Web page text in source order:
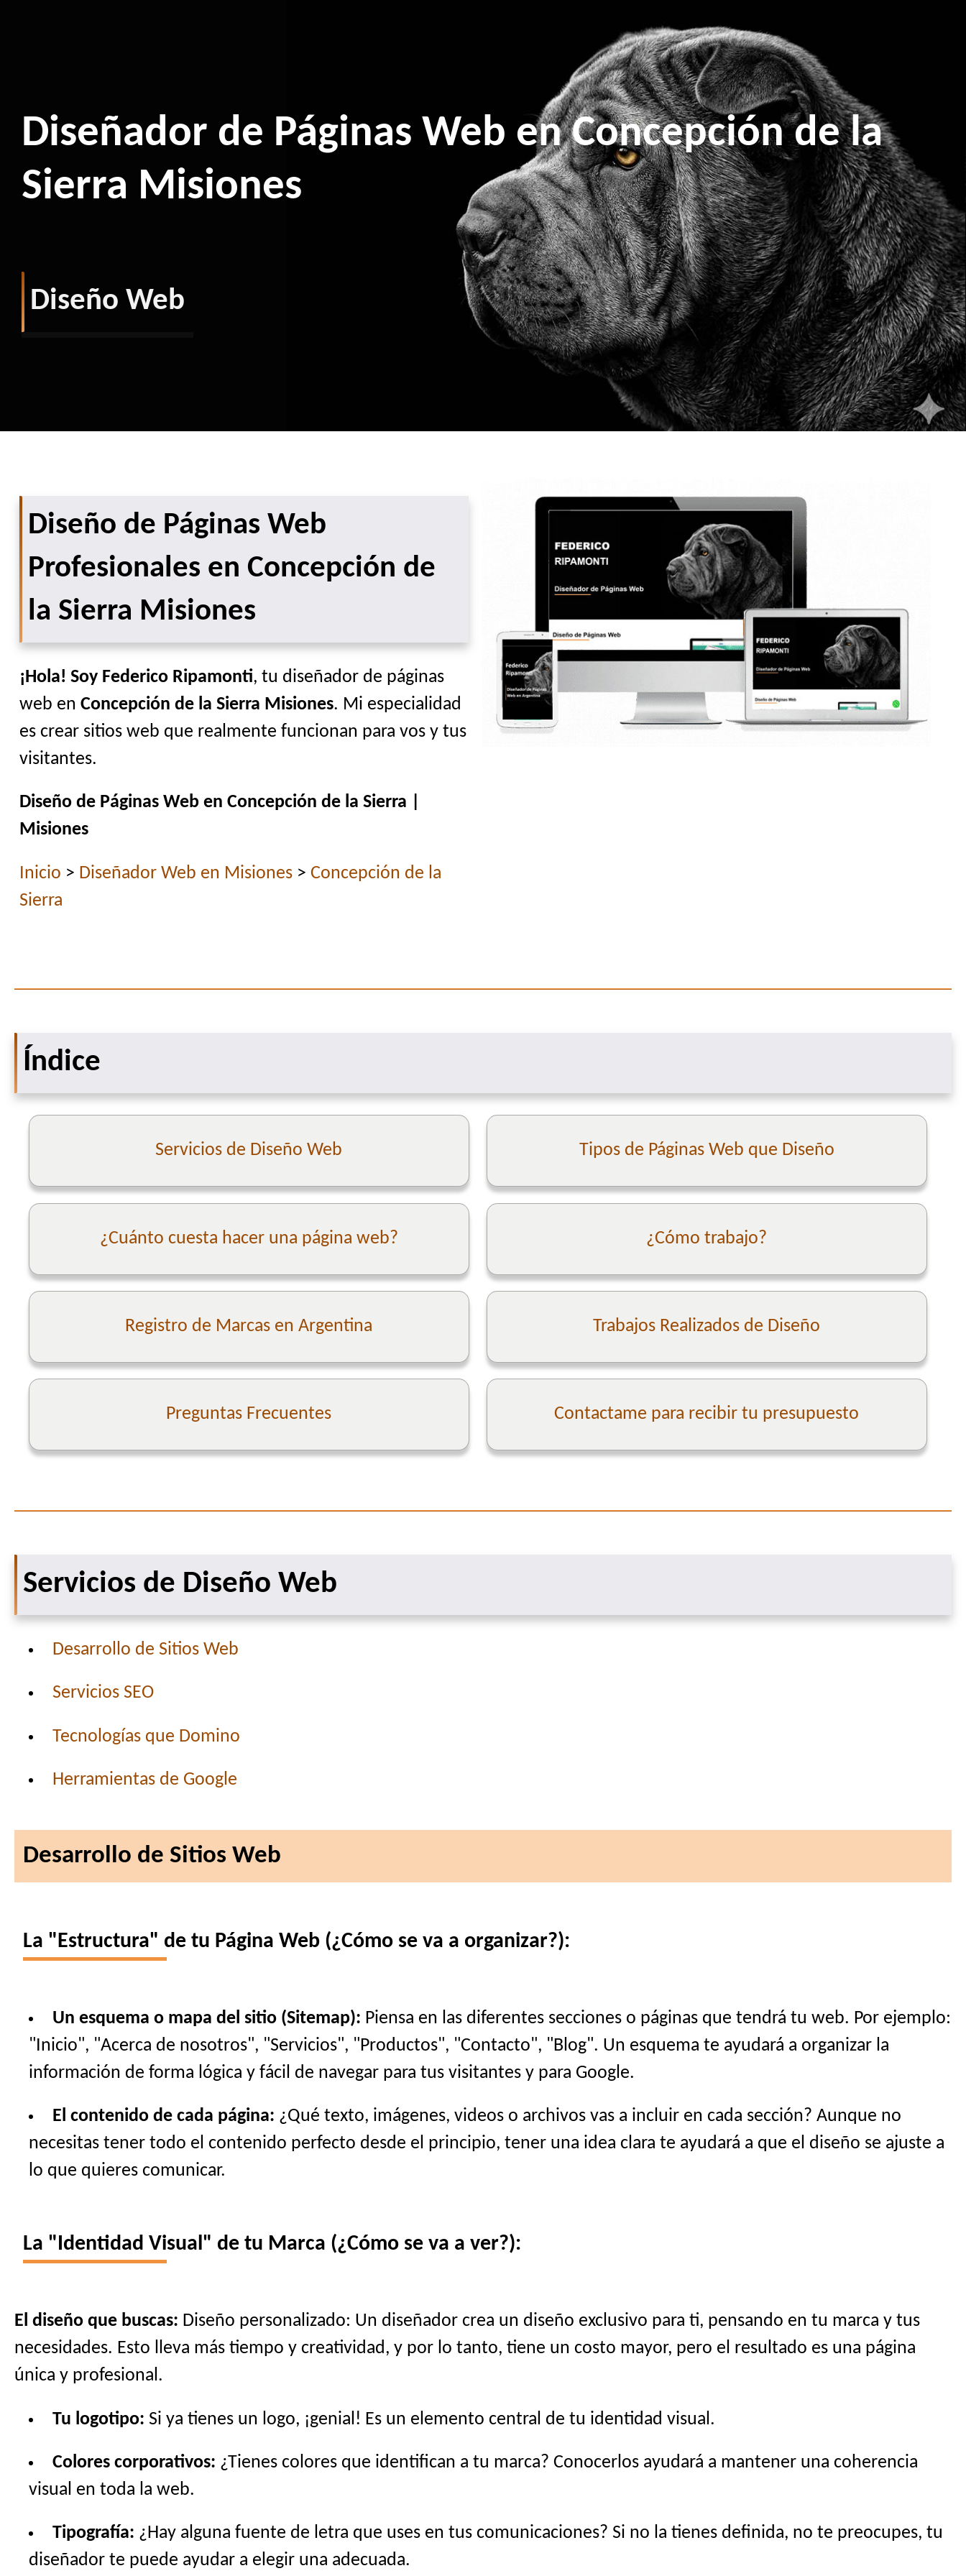
Diseñador de Páginas Web en Concepción de la
Sierra Misiones
Diseño Web
Diseño de Páginas Web
Profesionales en Concepción de
la Sierra Misiones
¡Hola! Soy Federico Ripamonti, tu diseñador de páginas
web en Concepción de la Sierra Misiones. Mi especialidad
es crear sitios web que realmente funcionan para vos y tus
visitantes.
Diseño de Páginas Web en Concepción de la Sierra |
Misiones
Inicio > Diseñador Web en Misiones> Concepción de la
Sierra
Índice
Servicios de Diseño Web Tipos de Páginas Web que Diseño
¿Cuánto cuesta hacer una página web? ¿Cómo trabajo?
Registro de Marcas en Argentina Trabajos Realizados de Diseño
Preguntas Frecuentes Contactame para recibir tu presupuesto
Servicios de Diseño Web
Desarrollo de Sitios Web
Servicios SEO
Tecnologías que Domino
Herramientas de Google
Desarrollo de Sitios Web
La "Estructura" de tu Página Web (¿Cómo se va a organizar?):
Un esquema o mapa del sitio (Sitemap): Piensa en las diferentes secciones o páginas que tendrá tu web. Por ejemplo:
"Inicio", "Acerca de nosotros", "Servicios", "Productos", "Contacto", "Blog". Un esquema te ayudará a organizar la
información de forma lógica y fácil de navegar para tus visitantes y para Google.
El contenido de cada página: ¿Qué texto, imágenes, videos o archivos vas a incluir en cada sección? Aunque no
necesitas tener todo el contenido perfecto desde el principio, tener una idea clara te ayudará a que el diseño se ajuste a
lo que quieres comunicar.
La "Identidad Visual" de tu Marca (¿Cómo se va a ver?):
El diseño que buscas: Diseño personalizado: Un diseñador crea un diseño exclusivo para ti, pensando en tu marca y tus
necesidades. Esto lleva más tiempo y creatividad, y por lo tanto, tiene un costo mayor, pero el resultado es una página
única y profesional.
Tu logotipo: Si ya tienes un logo, ¡genial! Es un elemento central de tu identidad visual.
Colores corporativos: ¿Tienes colores que identifican a tu marca? Conocerlos ayudará a mantener una coherencia
visual en toda la web.
Tipografía: ¿Hay alguna fuente de letra que uses en tus comunicaciones? Si no la tienes definida, no te preocupes, tu
diseñador te puede ayudar a elegir una adecuada.